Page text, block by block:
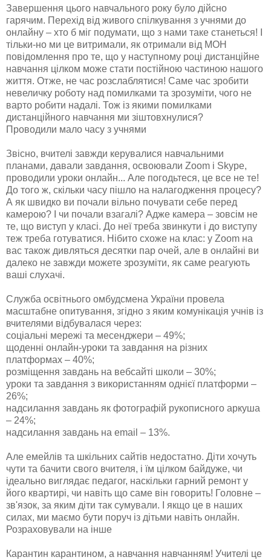
Завершення цього навчального року було дійсно
гарячим. Перехід від живого спілкування з учнями до
онлайну – хто б міг подумати, що з нами таке станеться! І
тільки-но ми це витримали, як отримали від МОН
повідомлення про те, що у наступному році дистанційне
навчання цілком може стати постійною частиною нашого
життя. Отже, не час розслаблятися! Саме час зробити
невеличку роботу над помилками та зрозуміти, чого не
варто робити надалі. Тож із якими помилками
дистанційного навчання ми зіштовхнулися?
Проводили мало часу з учнями
Звісно, вчителі завжди керувалися навчальними
планами, давали завдання, освоювали Zoom і Skype,
проводили уроки онлайн... Але погодьтеся, це все не те!
До того ж, скільки часу пішло на налагодження процесу?
А як швидко ви почали вільно почувати себе перед
камерою? І чи почали взагалі? Адже камера – зовсім не
те, що виступ у класі. До неї треба звинкути і до виступу
теж треба готуватися. Нібито схоже на клас: у Zoom на
вас також дивляться десятки пар очей, але в онлайні ви
далеко не завжди можете зрозуміти, як саме реагують
ваші слухачі.
Служба освітнього омбудсмена України провела
масштабне опитування, згідно з яким комунікація учнів із
вчителями відбувалася через:
соціальні мережі та месенджери – 49%;
щоденні онлайн-уроки та завдання на різних
платформах – 40%;
розміщення завдань на вебсайті школи – 30%;
уроки та завдання з використанням однієї платформи –
26%;
надсилання завдань як фотографій рукописного аркуша
– 24%;
надсилання завдань на email – 13%.
Але емейлів та шкільних сайтів недостатно. Діти хочуть
чути та бачити свого вчителя, і їм цілком байдуже, чи
ідеально виглядає педагог, наскільки гарний ремонт у
його квартирі, чи навіть що саме він говорить! Головне –
зв'язок, за яким діти так сумували. І якщо це в наших
силах, ми маємо бути поруч із дітьми навіть онлайн.
Розраховували на інше
Карантин карантином, а навчання навчанням! Учителі це